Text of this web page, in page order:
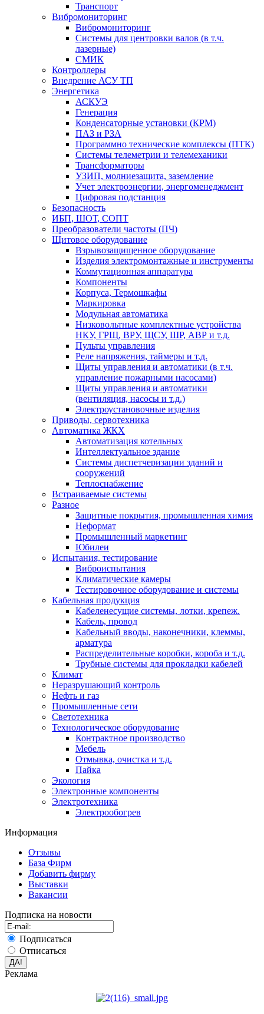
Транспорт
Вибромониторинг
Вибромониторинг
Системы для центровки валов (в т.ч.
лазерные)
СМИК
Контроллеры
Внедрение АСУ ТП
Энергетика
АСКУЭ
Генерация
Конденсаторные установки (КРМ)
ПАЗ и РЗА
Программно технические комплексы (ПТК)
Системы телеметрии и телемеханики
Трансформаторы
УЗИП, молниезащита, заземление
Учет электроэнергии, энергоменеджмент
Цифровая подстанция
Безопасность
ИБП, ШОТ, СОПТ
Преобразователи частоты (ПЧ)
Щитовое оборудование
Взрывозащищенное оборудование
Изделия электромонтажные и инструменты
Коммутационная аппаратура
Компоненты
Корпуса, Термошкафы
Маркировка
Модульная автоматика
Низковольтные комплектные устройства
НКУ, ГРЩ, ВРУ, ЩСУ, ШР, АВР и т.д.
Пульты управления
Реле напряжения, таймеры и т.д.
Щиты управления и автоматики (в т.ч.
управление пожарными насосами)
Щиты управления и автоматики
(вентиляция, насосы и т.д.)
Электроустановочные изделия
Приводы, сервотехника
Автоматика ЖКХ
Автоматизация котельных
Интеллектуальное здание
Системы диспетчеризации зданий и
сооружений
Теплоснабжение
Встраиваемые системы
Разное
Защитные покрытия, промышленная химия
Неформат
Промышленный маркетинг
Юбилеи
Испытания, тестирование
Виброиспытания
Климатические камеры
Тестировочное оборудование и системы
Кабельная продукция
Кабеленесущие системы, лотки, крепеж.
Кабель, провод
Кабельный вводы, наконечники, клеммы,
арматура
Распределительные коробки, короба и т.д.
Трубные системы для прокладки кабелей
Климат
Неразрушающий контроль
Нефть и газ
Промышленные сети
Светотехника
Технологическое оборудование
Контрактное производство
Мебель
Отмывка, очистка и т.д.
Пайка
Экология
Электронные компоненты
Электротехника
Электрообогрев
Информация
Отзывы
База Фирм
Добавить фирму
Выставки
Вакансии
Подписка на новости
Подписаться
Отписаться
Реклама